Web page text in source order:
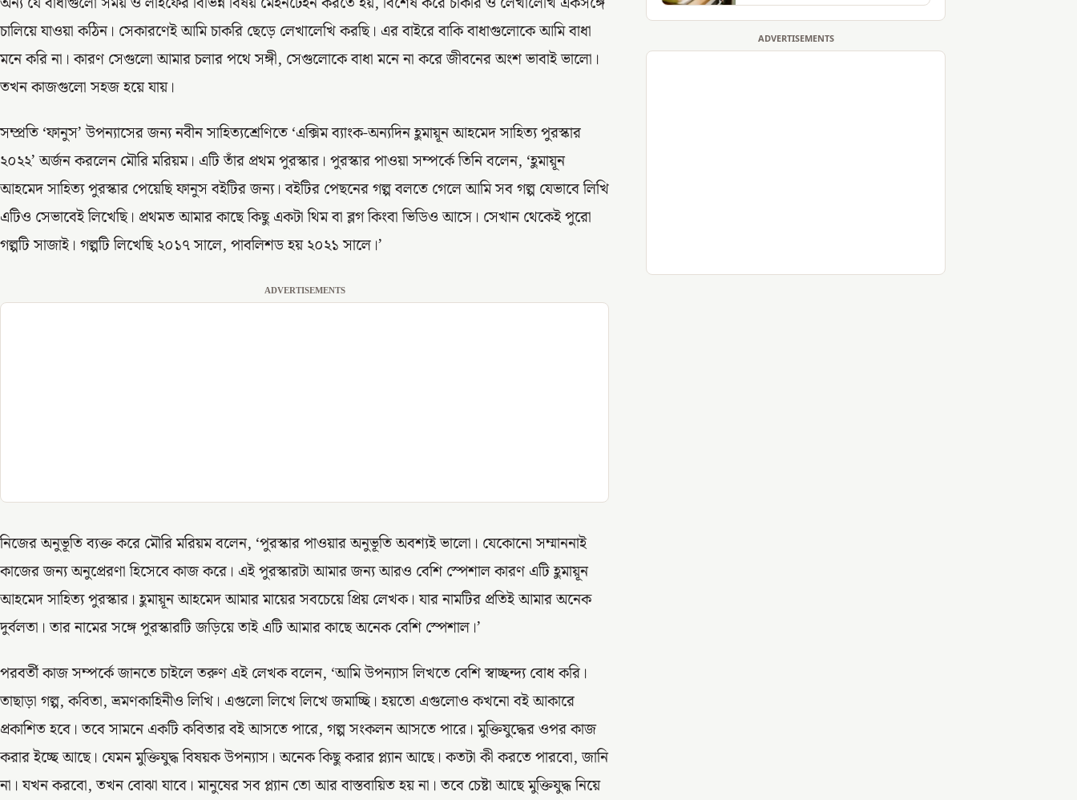
চালিয়ে যাওয়া কঠিন। সেকারণেই আমি চাকরি ছেড়ে লেখালেখি করছি। এর বাইরে বাকি বাধাগুলোকে আমি বাধা
মনে করি না। কারণ সেগুলো আমার চলার পথে সঙ্গী, সেগুলোকে বাধা মনে না করে জীবনের অংশ ভাবাই ভালো।
তখন কাজগুলো সহজ হয়ে যায়।
সম্প্রতি ‘ফানুস’ উপন্যাসের জন্য নবীন সাহিত্যশ্রেণিতে ‘এক্সিম ব্যাংক-অন্যদিন হ‌ুমায়ূন আহমেদ সাহিত্য পুরস্কার
২০২২’ অর্জন করলেন মৌরি মরিয়ম। এটি তাঁর প্রথম পুরস্কার। পুরস্কার পাওয়া সম্পর্কে তিনি বলেন, ‘হ‌ুমায়ূন
আহমেদ সাহিত্য পুরস্কার পেয়েছি ফানুস বইটির জন্য। বইটির পেছনের গল্প বলতে গেলে আমি সব গল্প যেভাবে লিখি
এটিও সেভাবেই লিখেছি। প্রথমত আমার কাছে কিছু একটা থিম বা ব্লগ কিংবা ভিডিও আসে। সেখান থেকেই পুরো
গল্পটি সাজাই। গল্পটি লিখেছি ২০১৭ সালে, পাবলিশড হয় ২০২১ সালে।’
ADVERTISEMENTS
নিজের অনুভূতি ব্যক্ত করে মৌরি মরিয়ম বলেন, ‘পুরস্কার পাওয়ার অনুভূতি অবশ্যই ভালো। যেকোনো সম্মাননাই
কাজের জন্য অনুপ্রেরণা হিসেবে কাজ করে। এই পুরস্কারটা আমার জন্য আরও বেশি স্পেশাল কারণ এটি হ‌ুমায়ূন
আহমেদ সাহিত্য পুরস্কার। হ‌ুমায়ূন আহমেদ আমার মায়ের সবচেয়ে প্রিয় লেখক। যার নামটির প্রতিই আমার অনেক
দুর্বলতা। তার নামের সঙ্গে পুরস্কারটি জড়িয়ে তাই এটি আমার কাছে অনেক বেশি স্পেশাল।’
পরবর্তী কাজ সম্পর্কে জানতে চাইলে তরুণ এই লেখক বলেন, ‘আমি উপন্যাস লিখতে বেশি স্বাচ্ছন্দ্য বোধ করি।
তাছাড়া গল্প, কবিতা, ভ্রমণকাহিনীও লিখি। এগুলো লিখে লিখে জমাচ্ছি। হয়তো এগুলোও কখনো বই আকারে
প্রকাশিত হবে। তবে সামনে একটি কবিতার বই আসতে পারে, গল্প সংকলন আসতে পারে। মুক্তিযুদ্ধের ওপর কাজ
করার ইচ্ছে আছে। যেমন মুক্তিযুদ্ধ বিষয়ক উপন্যাস। অনেক কিছু করার প্ল্যান আছে। কতটা কী করতে পারবো, জানি
না। যখন করবো, তখন বোঝা যাবে। মানুষের সব প্ল্যান তো আর বাস্তবায়িত হয় না। তবে চেষ্টা আছে মুক্তিযুদ্ধ নিয়ে
ADVERTISEMENTS